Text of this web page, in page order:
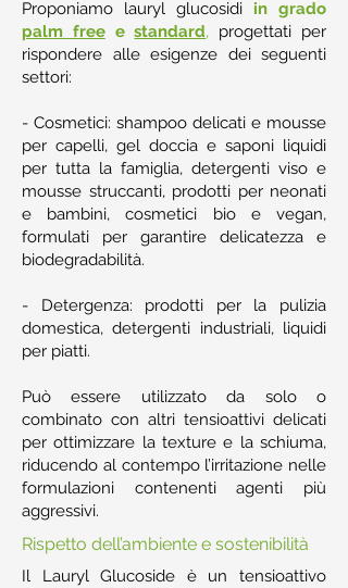
Proponiamo lauryl glucosidi in grado
palm freeestandard, progettati per
rispondere alle esigenze dei seguenti
settori:
- Cosmetici: shampoo delicati e mousse
per capelli, gel doccia e saponi liquidi
per tutta la famiglia, detergenti viso e
mousse struccanti, prodotti per neonati
e bambini, cosmetici bio e vegan,
formulati per garantire delicatezza e
biodegradabilità.
- Detergenza: prodotti per la pulizia
domestica, detergenti industriali, liquidi
per piatti.
Può essere utilizzato da solo o
combinato con altri tensioattivi delicati
per ottimizzare la texture e la schiuma,
riducendo al contempo l’irritazione nelle
formulazioni contenenti agenti più
aggressivi.
Rispetto dell’ambiente e sostenibilità
Il Lauryl Glucoside è un tensioattivo